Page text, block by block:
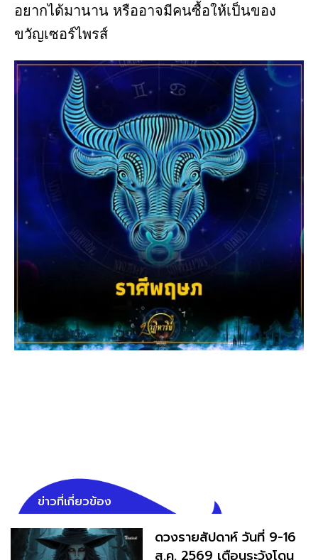
อยากได้มานาน หรืออาจมีคนซื้อให้เป็นของ
ขวัญเซอร์ไพรส์
ข่าวที่เกี่ยวข้อง
ดวงรายสัปดาห์ วันที่ 9-16
ส.ค. 2569 เตือนระวังโดน